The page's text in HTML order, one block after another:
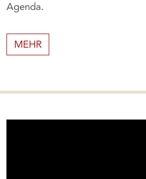
Agenda.
MEHR